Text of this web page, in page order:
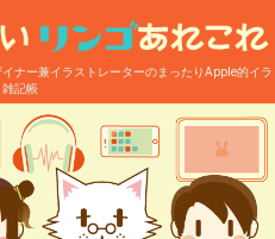
ナー兼イラストレーターのまったりApple的イラ
雑記帳